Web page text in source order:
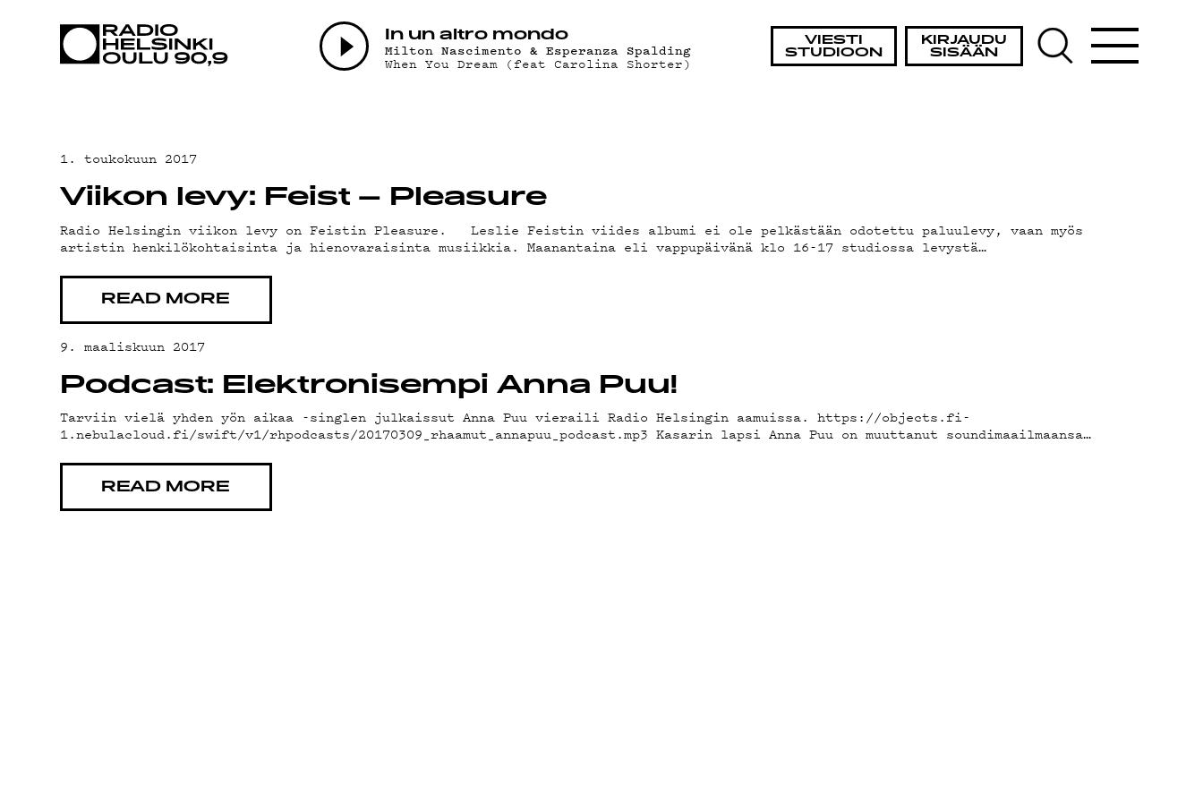
VIESTI
STUDIOON
KIRJAUDU
SISÄÄN
In un altro mondo
Milton Nascimento & Esperanza Spalding
When You Dream (feat Carolina Shorter)
AJANKOHTAISTA
TEKIJÄT
ON-DEMAND
PODCAST
MAINOSTA
YHTEYSTIEDOT
G LIVELAB
1. toukokuun 2017
Viikon levy: Feist – Pleasure
Radio Helsingin viikon levy on Feistin Pleasure. Leslie Feistin viides albumi ei ole pelkästään odotettu paluulevy, vaan myös
artistin henkilökohtaisinta ja hienovaraisinta musiikkia. Maanantaina eli vappupäivänä klo 16-17 studiossa levystä…
READ MORE
9. maaliskuun 2017
Podcast: Elektronisempi Anna Puu!
Tarviin vielä yhden yön aikaa -singlen julkaissut Anna Puu vieraili Radio Helsingin aamuissa. https://objects.fi-
1.nebulacloud.fi/swift/v1/rhpodcasts/20170309_rhaamut_annapuu_podcast.mp3 Kasarin lapsi Anna Puu on muuttanut soundimaailmaansa…
READ MORE